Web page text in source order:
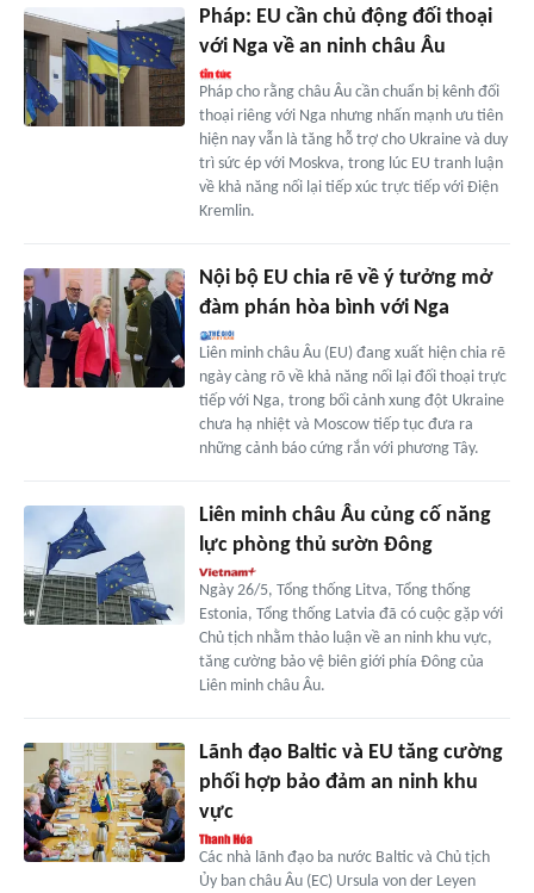
Pháp: EU cần chủ động đối thoại
với Nga về an ninh châu Âu
Pháp cho rằng châu Âu cần chuẩn bị kênh đối
thoại riêng với Nga nhưng nhấn mạnh ưu tiên
hiện nay vẫn là tăng hỗ trợ cho Ukraine và duy
trì sức ép với Moskva, trong lúc EU tranh luận
về khả năng nối lại tiếp xúc trực tiếp với Điện
Kremlin.
Nội bộ EU chia rẽ về ý tưởng mở
đàm phán hòa bình với Nga
Liên minh châu Âu (EU) đang xuất hiện chia rẽ
ngày càng rõ về khả năng nối lại đối thoại trực
tiếp với Nga, trong bối cảnh xung đột Ukraine
chưa hạ nhiệt và Moscow tiếp tục đưa ra
những cảnh báo cứng rắn với phương Tây.
Liên minh châu Âu củng cố năng
lực phòng thủ sườn Đông
Ngày 26/5, Tổng thống Litva, Tổng thống
Estonia, Tổng thống Latvia đã có cuộc gặp với
Chủ tịch nhằm thảo luận về an ninh khu vực,
tăng cường bảo vệ biên giới phía Đông của
Liên minh châu Âu.
Lãnh đạo Baltic và EU tăng cường
phối hợp bảo đảm an ninh khu
vực
Các nhà lãnh đạo ba nước Baltic và Chủ tịch
Ủy ban châu Âu (EC) Ursula von der Leyen